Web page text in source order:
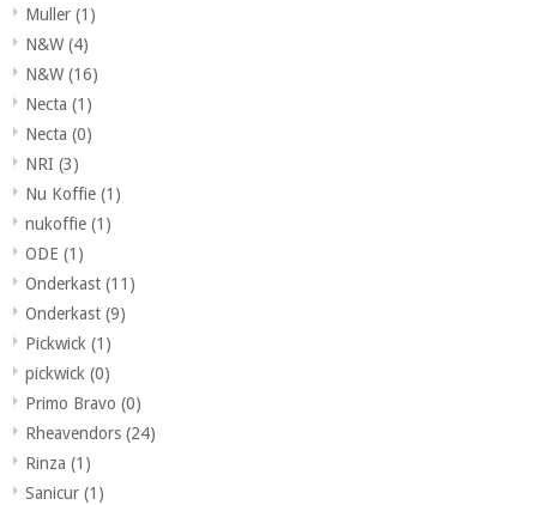
Muller(1)
N&W(4)
N&W(16)
Necta(1)
Necta(0)
NRI(3)
Nu Koffie(1)
nukoffie(1)
ODE(1)
Onderkast(11)
Onderkast(9)
Pickwick(1)
pickwick(0)
Primo Bravo(0)
Rheavendors(24)
Rinza(1)
Sanicur(1)